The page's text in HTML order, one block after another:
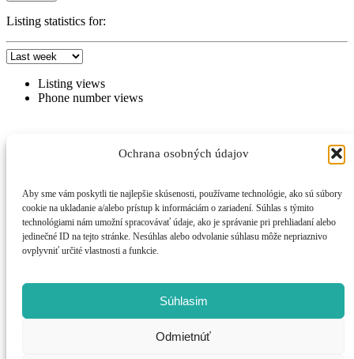
Ochrana osobných údajov
Aby sme vám poskytli tie najlepšie skúsenosti, používame technológie, ako sú súbory
cookie na ukladanie a/alebo prístup k informáciám o zariadení. Súhlas s týmito
technológiami nám umožní spracovávať údaje, ako je správanie pri prehliadaní alebo
jedinečné ID na tejto stránke. Nesúhlas alebo odvolanie súhlasu môže nepriaznivo
ovplyvniť určité vlastnosti a funkcie.
Súhlasim
Odmietnúť
Listing statistics for:
Listing views
Phone number views